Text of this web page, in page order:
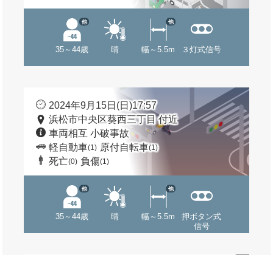
35～44歳
他
晴 幅～5.5m
他
３灯式信号
2024年9月15日(日)17:57
浜松市中央区葵西三丁目 付近
車両相互 小破事故
軽自動車(1) 原付自転車(1)
死亡(0) 負傷(1)
35～44歳
他
晴 幅～5.5m
他
押ボタン式
信号